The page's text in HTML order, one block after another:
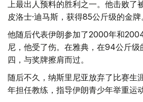
上最出人预料的胜利之一。他击败了
皮洛士·迪马斯，获得85公斤级的金牌
他随后代表伊朗参加了2000年和
尼，他受了伤。在雅典，在94公斤
四，与奖牌擦肩而过。
随后不久，纳斯里尼亚放弃了比赛生
年担任教练，指导伊朗青少年举重运动